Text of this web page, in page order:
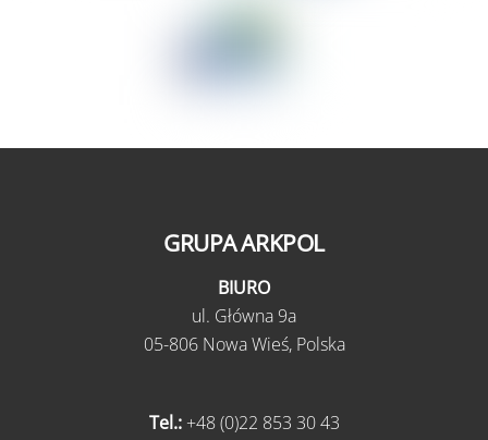
GRUPA ARKPOL
BIURO
ul. Główna 9a
05-806 Nowa Wieś, Polska
Tel.:+48 (0)22 853 30 43